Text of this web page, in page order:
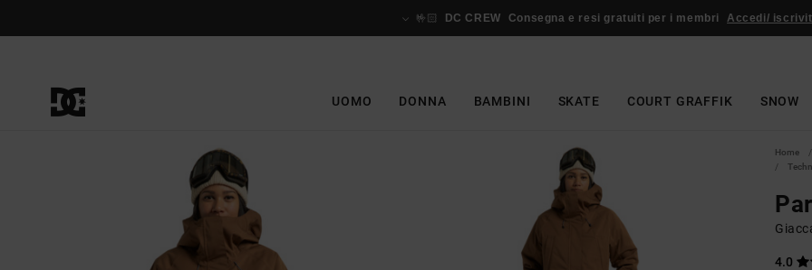
🤟🏻 DC CREW Consegna e resi gratuiti per i membri Accedi/
UOMO DONNA BAMBINI SKATE COURT GRAFFIK SNOW
Home
4.0